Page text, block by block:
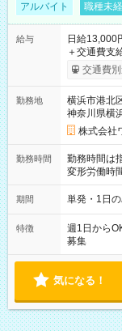
アルバイト 職種未
給与
日給13,000
＋交通費支給 ★交通費全額支給！ ┗案件により規定あり
いOK！（
ンビニATMか
交通費
勤務地
横浜市港北
神奈川県横
株式会社
勤務時間
勤務時間は
変形労働時間制 想
～21：00
期間 単発・1日
特徴
週1日から
募集
気になる！